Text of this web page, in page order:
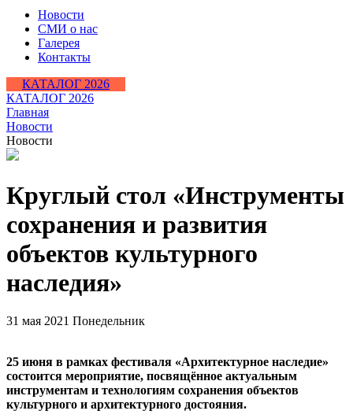
Новости
СМИ о нас
Галерея
Контакты
КАТАЛОГ 2026
КАТАЛОГ 2026
Главная
Новости
Новости
Круглый стол «Инструменты
сохранения и развития
объектов культурного
наследия»
31 мая 2021 Понедельник
25 июня в рамках фестиваля «Архитектурное наследие»
состоится мероприятие, посвящённое актуальным
инструментам и технологиям сохранения объектов
культурного и архитектурного достояния.